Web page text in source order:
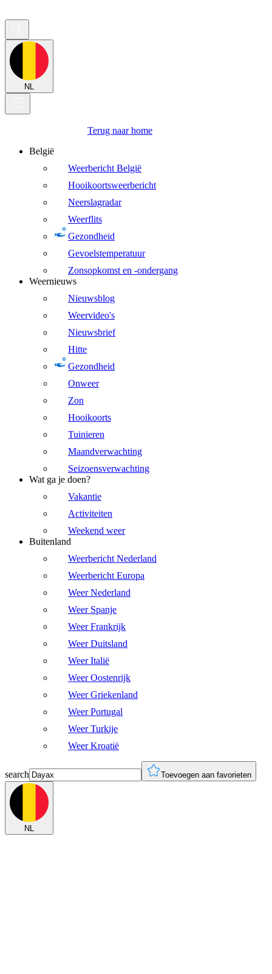
NL
Terug naar home
België
Weerbericht België
Hooikoortsweerbericht
Neerslagradar
Weerflits
Gezondheid
Gevoelstemperatuur
Zonsopkomst en -ondergang
Weernieuws
Nieuwsblog
Weervideo's
Nieuwsbrief
Hitte
Gezondheid
Onweer
Zon
Hooikoorts
Tuinieren
Maandverwachting
Seizoensverwachting
Wat ga je doen?
Vakantie
Activiteiten
Weekend weer
Buitenland
Weerbericht Nederland
Weerbericht Europa
Weer Nederland
Weer Spanje
Weer Frankrijk
Weer Duitsland
Weer Italië
Weer Oostenrijk
Weer Griekenland
Weer Portugal
Weer Turkije
Weer Kroatië
search Toevoegen aan favorieten
NL